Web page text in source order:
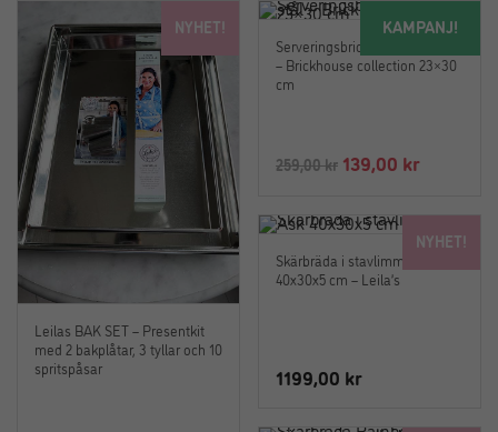
NYHET!
Leilas BAK SET – Presentkit
med 2 bakplåtar, 3 tyllar och 10
spritspåsar
KAMPANJ!
Serveringsbricka i rostfritt stål
– Brickhouse collection 23×30
cm
259,00kr Det
priset
259,00 kr.
139,00 krDet
priset
är:
139,00 kr.
NYHET!
Skärbräda i stavlimmad Ask
40x30x5 cm – Leila’s
1199,00 kr